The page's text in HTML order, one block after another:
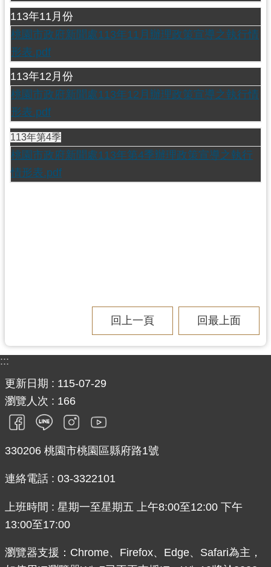
策
網
站
安
全
政
策
政
府
網
站
113年11月份
桃園市政府新聞處113年11月辦理政策宣導之執行情
形表.pdf
113年12月份
桃園市政府新聞處113年12月辦理政策宣導之執行情
形表.pdf
113年第4季
桃園市政府新聞處113年第4季辦理政策宣導之執行
情形表.pdf
回上一頁 回最上面
:::
更新日期
115-07-29
瀏覽人次
166
330206 桃園市桃園區縣府路1號
連絡電話 : 03-3322101
上班時間 : 星期一至星期五 上午8:00至12:00 下午
13:00至17:00
瀏覽器支援：Chrome、Firefox、Edge、Safari為主，